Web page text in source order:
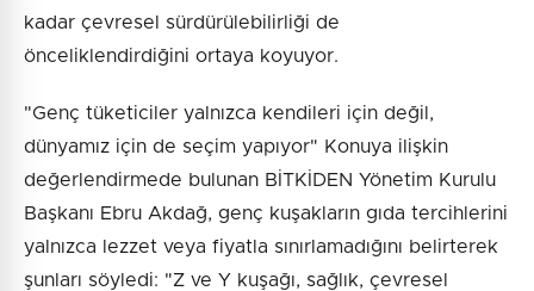
kadar çevresel sürdürülebilirliği de
önceliklendirdiğini ortaya koyuyor.
"Genç tüketiciler yalnızca kendileri için değil,
dünyamız için de seçim yapıyor" Konuya ilişkin
değerlendirmede bulunan BİTKİDEN Yönetim Kurulu
Başkanı Ebru Akdağ, genç kuşakların gıda tercihlerini
yalnızca lezzet veya fiyatla sınırlamadığını belirterek
şunları söyledi: "Z ve Y kuşağı, sağlık, çevresel